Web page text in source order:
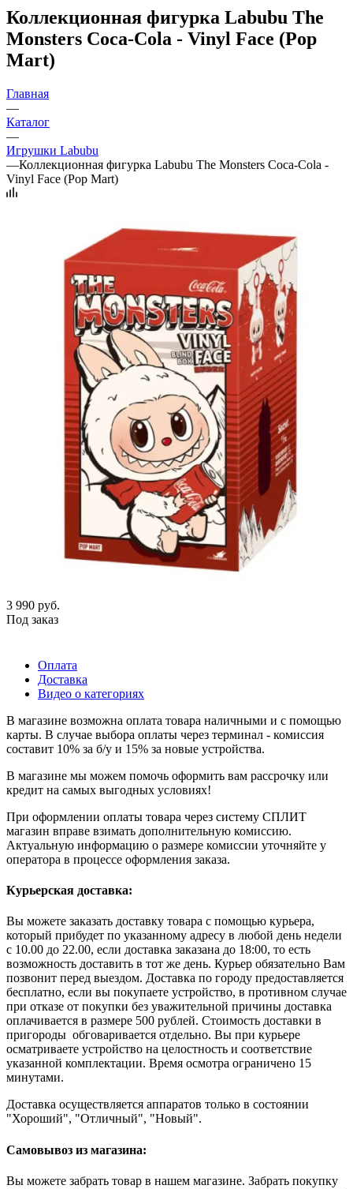
Коллекционная фигурка Labubu The
Monsters Coca-Cola - Vinyl Face (Pop
Mart)
Главная
—
Каталог
—
Игрушки Labubu
—Коллекционная фигурка Labubu The Monsters Coca-Cola -
Vinyl Face (Pop Mart)
3 990 руб.
Под заказ
Оплата
Доставка
Видео о категориях
В магазине возможна оплата товара наличными и с помощью
карты. В случае выбора оплаты через терминал - комиссия
составит 10% за б/у и 15% за новые устройства.
В магазине мы можем помочь оформить вам рассрочку или
кредит на самых выгодных условиях!
При оформлении оплаты товара через систему СПЛИТ
магазин вправе взимать дополнительную комиссию.
Актуальную информацию о размере комиссии уточняйте у
оператора в процессе оформления заказа.
Курьерская доставка:
Вы можете заказать доставку товара с помощью курьера,
который прибудет по указанному адресу в любой день недели
с 10.00 до 22.00, если доставка заказана до 18:00, то есть
возможность доставить в тот же день. Курьер обязательно Вам
позвонит перед выездом. Доставка по городу предоставляется
бесплатно, если вы покупаете устройство, в противном случае
при отказе от покупки без уважительной причины доставка
оплачивается в размере 500 рублей. Стоимость доставки в
пригороды обговаривается отдельно. Вы при курьере
осматриваете устройство на целостность и соответствие
указанной комплектации. Время осмотра ограничено 15
минутами.
Доставка осуществляется аппаратов только в состоянии
"Хороший", "Отличный", "Новый".
Самовывоз из магазина:
Вы можете забрать товар в нашем магазине. Забрать покупку